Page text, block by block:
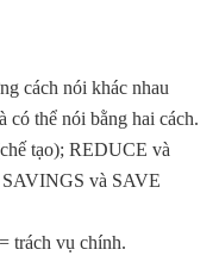
cách nói khác nhau
thể nói bằng hai cách.
tạo); REDUCE và
và SAVE
trách vụ chính.